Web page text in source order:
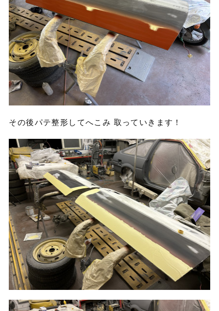
その後パテ整形してへこみ 取っていきます！